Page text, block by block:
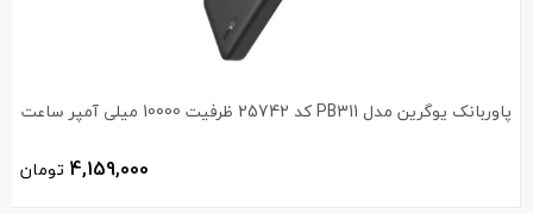
پاوربانک یوگرین مدل PB311 کد 25742 ظرفیت 10000 میلی آمپر ساعت
4,159,000 تومان